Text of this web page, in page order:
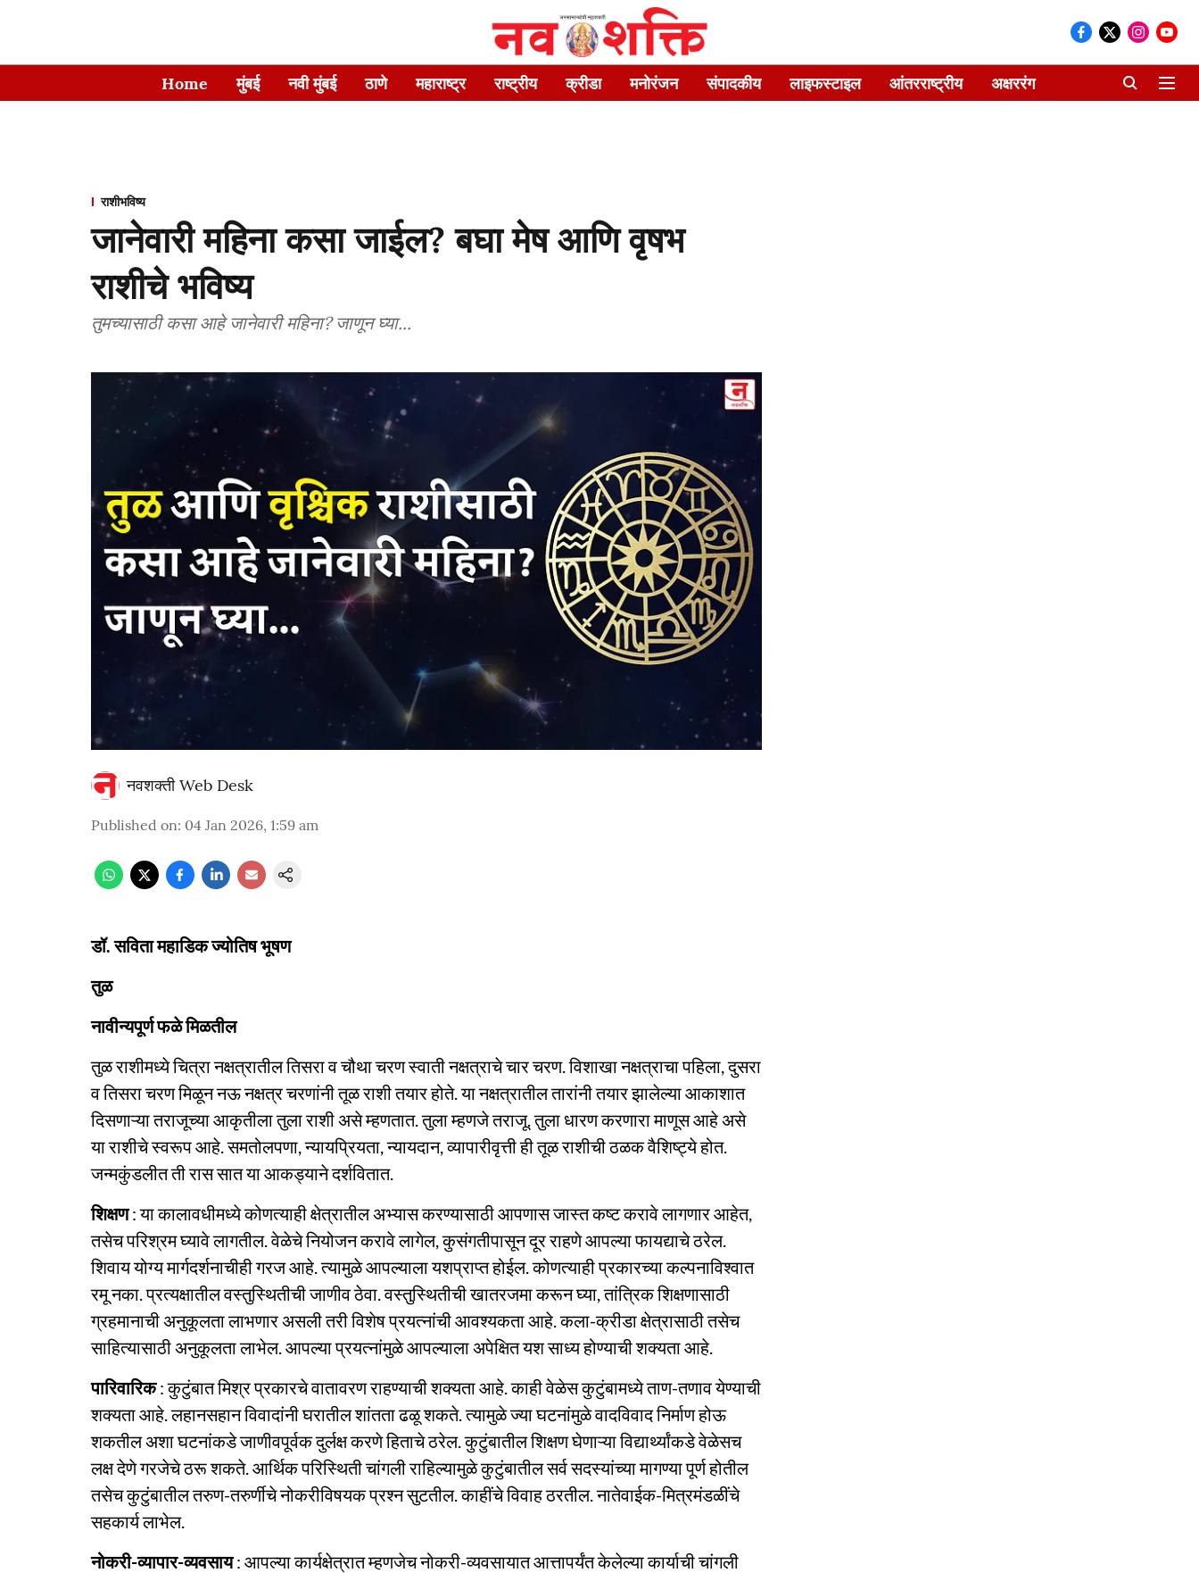
Home मुंबई नवी मुंबई ठाणे महाराष्ट्र राष्ट्रीय क्रीडा मनोरंजन संपादकीय लाइफस्टाइल आंतरराष्ट्रीय अक्षररंग
राशीभविष्य
जानेवारी महिना कसा जाईल? बघा मेष आणि वृषभ
राशीचे भविष्य
तुमच्यासाठी कसा आहे जानेवारी महिना? जाणून घ्या...
नवशक्ती Web Desk
Published on: 04 Jan 2026, 1:59 am
डॉ. सविता महाडिक ज्योतिष भूषण
तुळ
नावीन्यपूर्ण फळे मिळतील
तुळ राशीमध्ये चित्रा नक्षत्रातील तिसरा व चौथा चरण स्वाती नक्षत्राचे चार चरण. विशाखा नक्षत्राचा पहिला, दुसरा
व तिसरा चरण मिळून नऊ नक्षत्र चरणांनी तूळ राशी तयार होते. या नक्षत्रातील तारांनी तयार झालेल्या आकाशात
दिसणाऱ्या तराजूच्या आकृतीला तुला राशी असे म्हणतात. तुला म्हणजे तराजू. तुला धारण करणारा माणूस आहे असे
या राशीचे स्वरूप आहे. समतोलपणा, न्यायप्रियता, न्यायदान, व्यापारीवृत्ती ही तूळ राशीची ठळक वैशिष्ट्ये होत.
जन्मकुंडलीत ती रास सात या आकड्याने दर्शवितात.
शिक्षण: या कालावधीमध्ये कोणत्याही क्षेत्रातील अभ्यास करण्यासाठी आपणास जास्त कष्ट करावे लागणार आहेत,
तसेच परिश्रम घ्यावे लागतील. वेळेचे नियोजन करावे लागेल, कुसंगतीपासून दूर राहणे आपल्या फायद्याचे ठरेल.
शिवाय योग्य मार्गदर्शनाचीही गरज आहे. त्यामुळे आपल्याला यशप्राप्त होईल. कोणत्याही प्रकारच्या कल्पनाविश्वात
रमू नका. प्रत्यक्षातील वस्तुस्थितीची जाणीव ठेवा. वस्तुस्थितीची खातरजमा करून घ्या, तांत्रिक शिक्षणासाठी
ग्रहमानाची अनुकूलता लाभणार असली तरी विशेष प्रयत्नांची आवश्यकता आहे. कला-क्रीडा क्षेत्रासाठी तसेच
साहित्यासाठी अनुकूलता लाभेल. आपल्या प्रयत्नांमुळे आपल्याला अपेक्षित यश साध्य होण्याची शक्यता आहे.
पारिवारिक: कुटुंबात मिश्र प्रकारचे वातावरण राहण्याची शक्यता आहे. काही वेळेस कुटुंबामध्ये ताण-तणाव येण्याची
शक्यता आहे. लहानसहान विवादांनी घरातील शांतता ढळू शकते. त्यामुळे ज्या घटनांमुळे वादविवाद निर्माण होऊ
शकतील अशा घटनांकडे जाणीवपूर्वक दुर्लक्ष करणे हिताचे ठरेल. कुटुंबातील शिक्षण घेणाऱ्या विद्यार्थ्यांकडे वेळेसच
लक्ष देणे गरजेचे ठरू शकते. आर्थिक परिस्थिती चांगली राहिल्यामुळे कुटुंबातील सर्व सदस्यांच्या मागण्या पूर्ण होतील
तसेच कुटुंबातील तरुण-तरुर्णीचे नोकरीविषयक प्रश्न सुटतील. काहींचे विवाह ठरतील. नातेवाईक-मित्रमंडळींचे
सहकार्य लाभेल.
नोकरी-व्यापार-व्यवसाय: आपल्या कार्यक्षेत्रात म्हणजेच नोकरी-व्यवसायात आत्तापर्यंत केलेल्या कार्याची चांगली